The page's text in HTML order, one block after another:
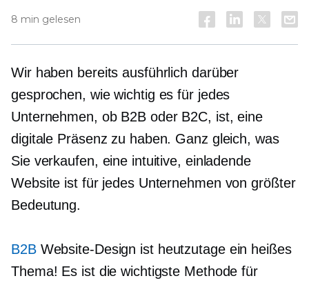
8 min gelesen
Wir haben bereits ausführlich darüber
gesprochen, wie wichtig es für jedes
Unternehmen, ob B2B oder B2C, ist, eine
digitale Präsenz zu haben. Ganz gleich, was
Sie verkaufen, eine intuitive, einladende
Website ist für jedes Unternehmen von größter
Bedeutung.
B2BWebsite-Design ist heutzutage ein heißes
Thema! Es ist die wichtigste Methode für